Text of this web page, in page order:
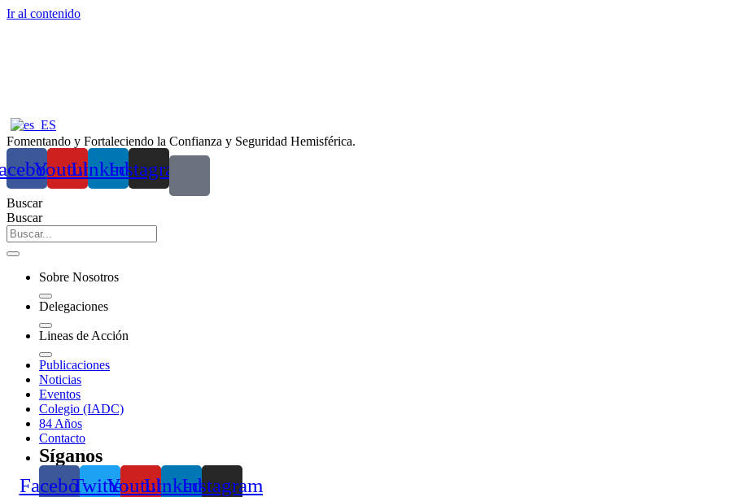
Ir al contenido
Fomentando y Fortaleciendo la Confianza y Seguridad Hemisférica.
YoutubeLinkedin
Instagram
Buscar
Buscar
Sobre Nosotros
Delegaciones
Lineas de Acción
Publicaciones
Noticias
Eventos
Colegio (IADC)
84 Años
Contacto
Síganos
FacebookTwitterYoutubeLinkedinInstagram